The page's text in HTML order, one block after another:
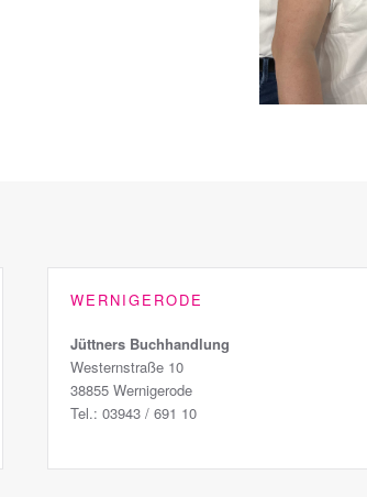
WERNIGERODE
Jüttners Buchhandlung
Westernstraße 10
38855 Wernigerode
Tel.: 03943 / 691 10